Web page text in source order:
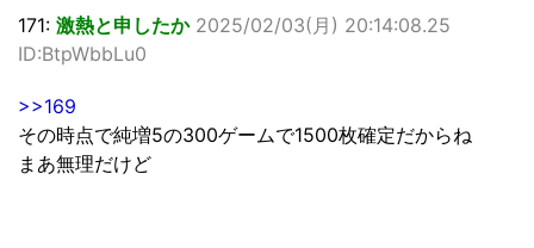
171: 激熱と申したか 2025/02/03(月) 20:14:08.25
ID:BtpWbbLu0
>>169
その時点で純増5の300ゲームで1500枚確定だからね
まあ無理だけど